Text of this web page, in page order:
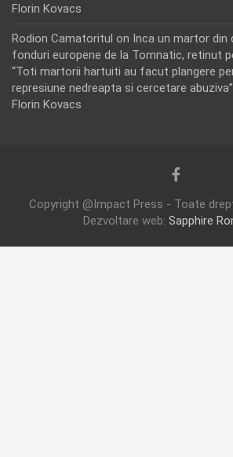
Florin Kovacs
Rodion Camatoritul on Inca un martor din
fonduri europene de la Tomnatic, retinut
“Toti martorii hartuiti au facut plangere
represiune nedreapta si cercetare
Florin Kovacs
Copyright @Impact Press - Toate
Dezvoltare web: Sapphire